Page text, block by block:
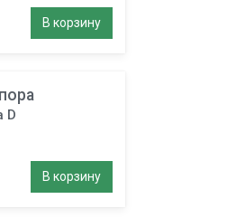
В корзину
D
В корзину